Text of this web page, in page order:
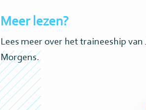
Meer lezen?
Lees meer over het traineeship van
Morgens.